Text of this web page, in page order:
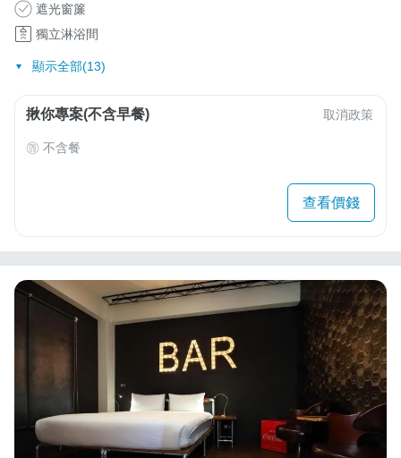
遮光窗簾
獨立淋浴間
顯示全部(13)
揪你專案(不含早餐) 取消政策
不含餐
查看價錢